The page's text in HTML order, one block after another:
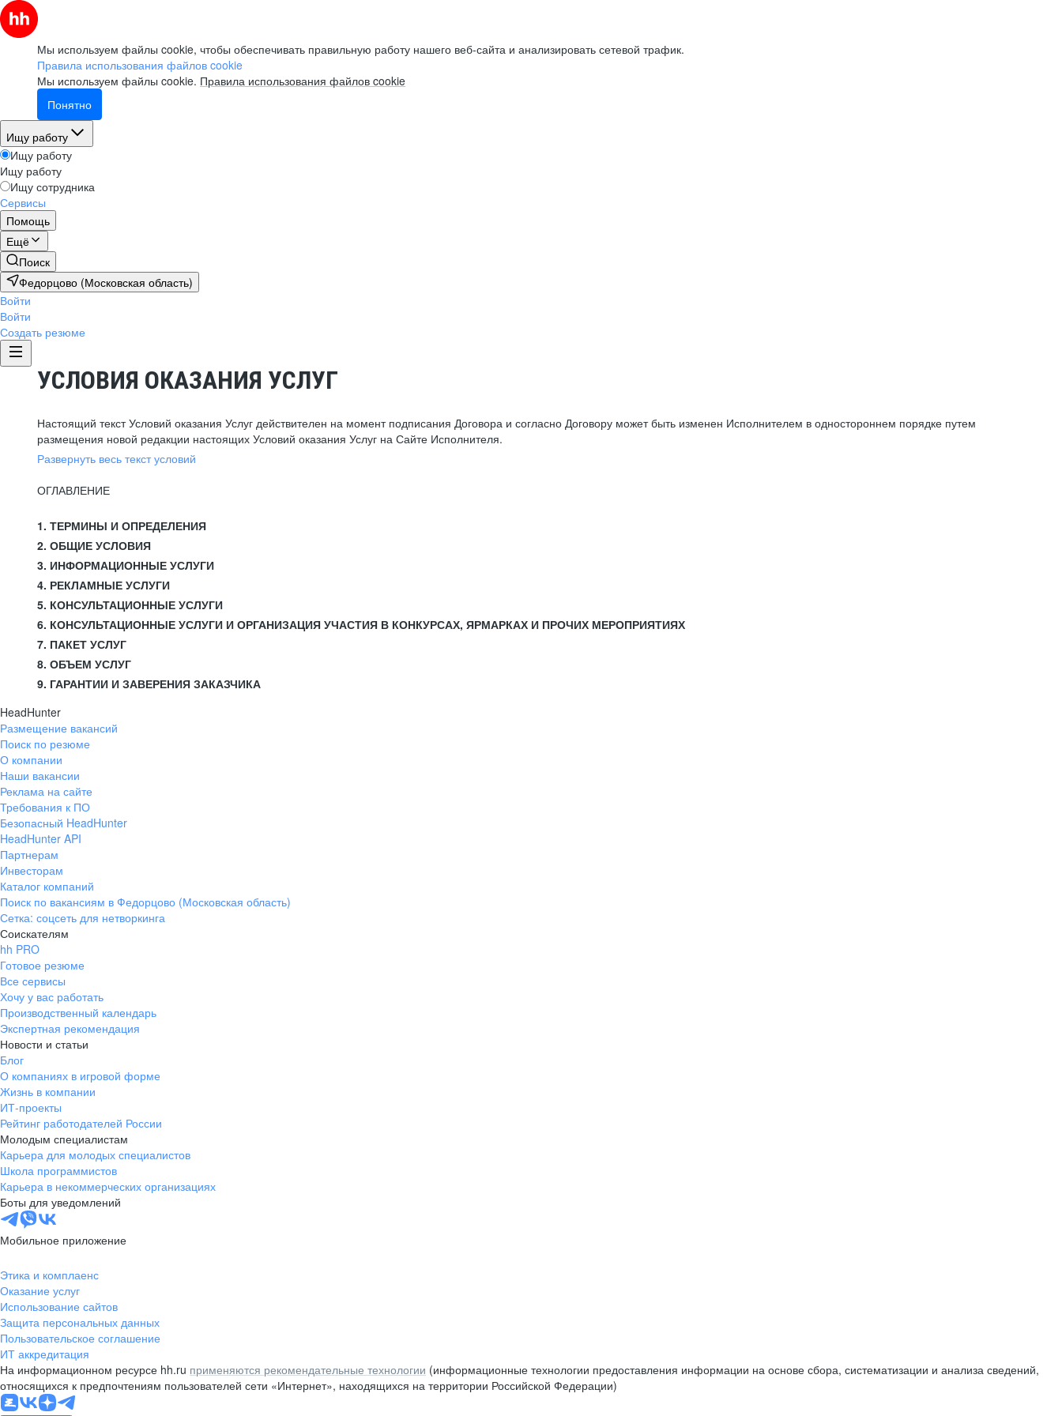
Мы используем файлы cookie, чтобы обеспечивать правильную работу нашего веб-сайта и анализировать сетевой трафик.
Правила использования файлов cookie
Мы используем файлы cookie. Правила использования файлов cookie
Понятно
Ищу работу
Ищу работу
Ищу работу
Ищу сотрудника
Сервисы
Помощь
Ещё
Поиск
Федорцово (Московская область)
Войти
Войти
Создать резюме
УСЛОВИЯ ОКАЗАНИЯ УСЛУГ
Настоящий текст Условий оказания Услуг действителен на момент подписания Договора и согласно Договору может быть изменен Исполнителем в одностороннем порядке путем
размещения новой редакции настоящих Условий оказания Услуг на Сайте Исполнителя.
Развернуть весь текст условий
ОГЛАВЛЕНИЕ
1. ТЕРМИНЫ И ОПРЕДЕЛЕНИЯ
2. ОБЩИЕ УСЛОВИЯ
3. ИНФОРМАЦИОННЫЕ УСЛУГИ
4. РЕКЛАМНЫЕ УСЛУГИ
5. КОНСУЛЬТАЦИОННЫЕ УСЛУГИ
6. КОНСУЛЬТАЦИОННЫЕ УСЛУГИ И ОРГАНИЗАЦИЯ УЧАСТИЯ В КОНКУРСАХ, ЯРМАРКАХ И ПРОЧИХ МЕРОПРИЯТИЯХ
7. ПАКЕТ УСЛУГ
8. ОБЪЕМ УСЛУГ
9. ГАРАНТИИ И ЗАВЕРЕНИЯ ЗАКАЗЧИКА
HeadHunter
Размещение вакансий
Поиск по резюме
О компании
Наши вакансии
Реклама на сайте
Требования к ПО
Безопасный HeadHunter
HeadHunter API
Партнерам
Инвесторам
Каталог компаний
Поиск по вакансиям в Федорцово (Московская область)
Сетка: соцсеть для нетворкинга
Соискателям
hh PRO
Готовое резюме
Все сервисы
Хочу у вас работать
Производственный календарь
Экспертная рекомендация
Новости и статьи
Блог
О компаниях в игровой форме
Жизнь в компании
ИТ-проекты
Рейтинг работодателей России
Молодым специалистам
Карьера для молодых специалистов
Школа программистов
Карьера в некоммерческих организациях
Боты для уведомлений
Мобильное приложение
Этика и комплаенс
Оказание услуг
Использование сайтов
Защита персональных данных
Пользовательское соглашение
ИТ аккредитация
На информационном ресурсе hh.ru применяются рекомендательные технологии (информационные технологии предоставления информации на основе сбора, систематизации и анализа сведений,
относящихся к предпочтениям пользователей сети «Интернет», находящихся на территории Российской Федерации)